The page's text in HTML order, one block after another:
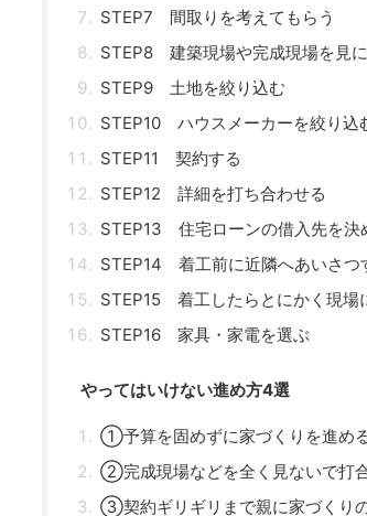
STEP7 間取りを考えてもらう
STEP8 建築現場や完成現場を見に
STEP9 土地を絞り込む
STEP10 ハウスメーカーを絞り込
STEP11 契約する
STEP12 詳細を打ち合わせる
STEP13 住宅ローンの借入先を決
STEP14 着工前に近隣へあいさつ
STEP15 着工したらとにかく現場
STEP16 家具・家電を選ぶ
やってはいけない進め方4選
①予算を固めずに家づくりを進め
②完成現場などを全く見ないで打
③契約ギリギリまで親に家づくり